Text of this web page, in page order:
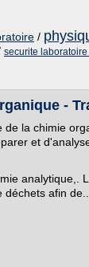
/
securite
-
la chimie
et
analytique,.
afin de...